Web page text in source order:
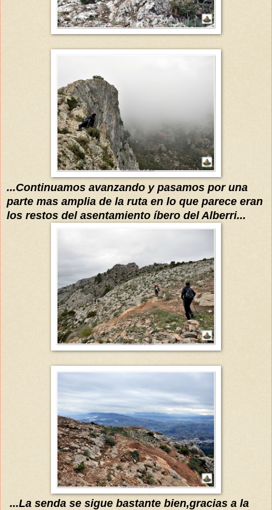
...Continuamos avanzando y pasamos por una
parte mas amplia de la ruta en lo que parece eran
los restos delasentamiento íbero del Alberri...
...La senda se sigue bastante bien,gracias a la